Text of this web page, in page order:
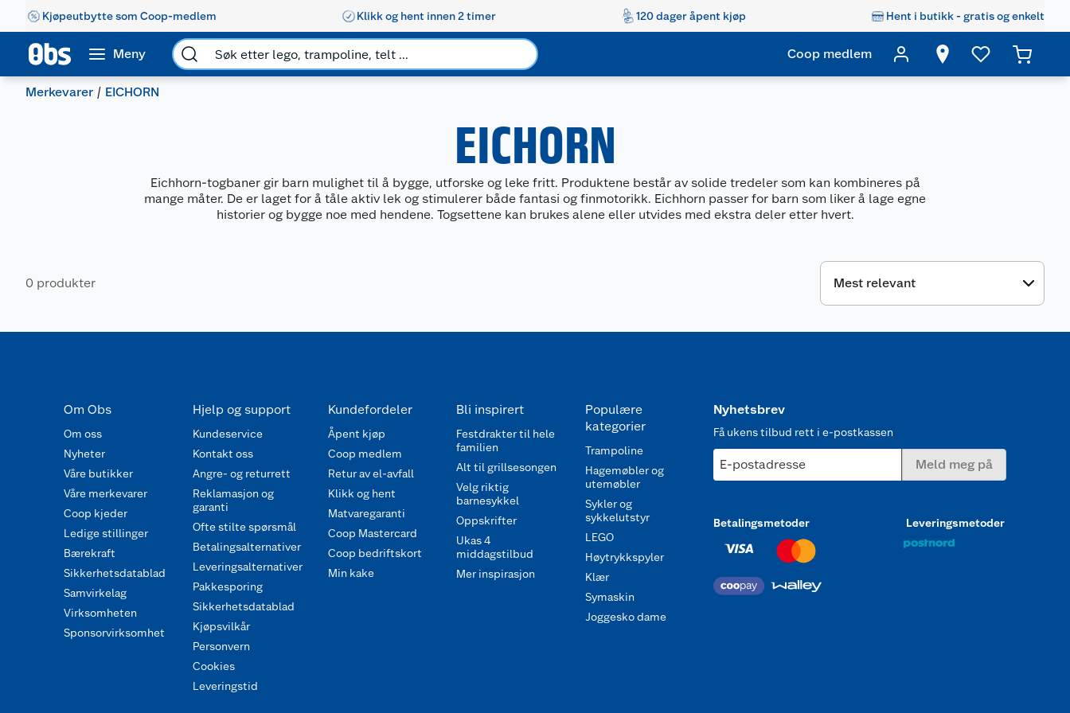
Kjøpeutbytte som Coop-medlem Klikk og hent innen 2 timer 120 dager åpent kjøp Hent i butikk - gratis og enkelt
Meny Coop medlem
Merkevarer EICHORN
EICHORN
Eichhorn-togbaner gir barn mulighet til å bygge, utforske og leke fritt. Produktene består av solide tredeler som kan kombineres på
mange måter. De er laget for å tåle aktiv lek og stimulerer både fantasi og finmotorikk. Eichhorn passer for barn som liker å lage egne
historier og bygge noe med hendene. Togsettene kan brukes alene eller utvides med ekstra deler etter hvert.
0 produkter
Om Obs
Om oss
Nyheter
Våre butikker
Våre merkevarer
Coop kjeder
Ledige stillinger
Bærekraft
Sikkerhetsdatablad
Samvirkelag
Virksomheten
Sponsorvirksomhet
Hjelp og support
Kundeservice
Kontakt oss
Angre- og returrett
Reklamasjon og
garanti
Ofte stilte spørsmål
Betalingsalternativer
Leveringsalternativer
Pakkesporing
Sikkerhetsdatablad
Kjøpsvilkår
Personvern
Cookies
Leveringstid
Kundefordeler
Åpent kjøp
Coop medlem
Retur av el-avfall
Klikk og hent
Matvaregaranti
Coop Mastercard
Coop bedriftskort
Min kake
Bli inspirert
Festdrakter til hele
familien
Alt til grillsesongen
Velg riktig
barnesykkel
Oppskrifter
Ukas 4
middagstilbud
Mer inspirasjon
Populære
kategorier
Trampoline
Hagemøbler og
utemøbler
Sykler og
sykkelutstyr
LEGO
Høytrykkspyler
Klær
Symaskin
Joggesko dame
Nyhetsbrev
Få ukens tilbud rett i e-postkassen
E-postadresse Meld meg på
Betalingsmetoder Leveringsmetoder